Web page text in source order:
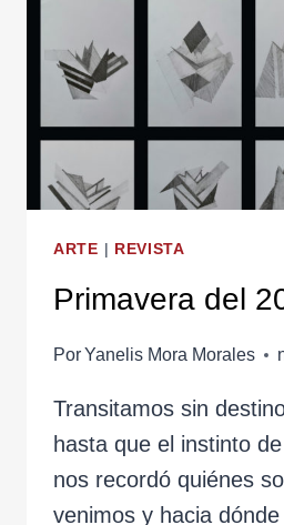
ARTE | REVISTA
Primavera del
PorYanelis Mora Morales
Transitamos sin
hasta que el instinto
nos recordó quiénes
venimos y hacia